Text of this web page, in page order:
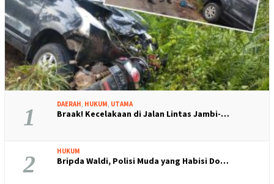
1 DAERAH HUKUM UTAMA
Braak! Kecelakaan di Jalan Lintas Jambi-…
2 HUKUM
Bripda Waldi, Polisi Muda yang Habisi Do…